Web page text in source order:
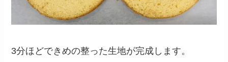
3分ほどできめの整った生地が完成します。